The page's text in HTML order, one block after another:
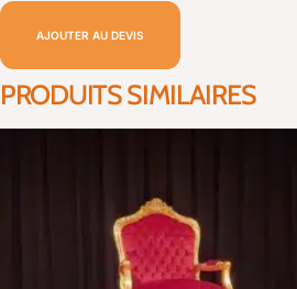
AJOUTER AU DEVIS
PRODUITS SIMILAIRES